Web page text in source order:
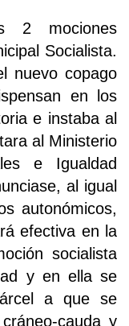
2 mociones
Socialista.
nuevo copago
en los
e instaba al
al Ministerio
e Igualdad
al igual
autonómicos,
efectiva en la
socialista
y en ella se
a que se
cauda y